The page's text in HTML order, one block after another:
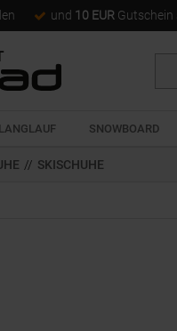
und 10 EUR Gutschein
LANGLAUF SNOWBOARD
// SKISCHUHE